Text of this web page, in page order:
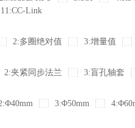
11:CC-Link
2:多圈绝对值 3:增量值
2:夹紧同步法兰 3:盲孔轴套
3:Φ50mm